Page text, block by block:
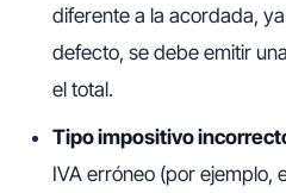
diferente a la acordada,
defecto, se debe emitir
el total.
Tipo impositivo
IVA erróneo (por ejemplo,